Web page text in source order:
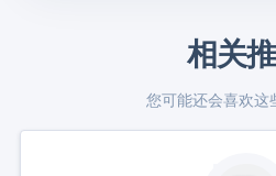
相关
您可能还会喜欢这